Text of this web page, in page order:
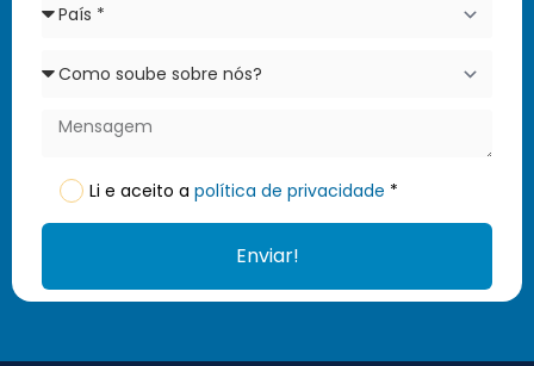
Li e aceito a política de privacidade *
Enviar!